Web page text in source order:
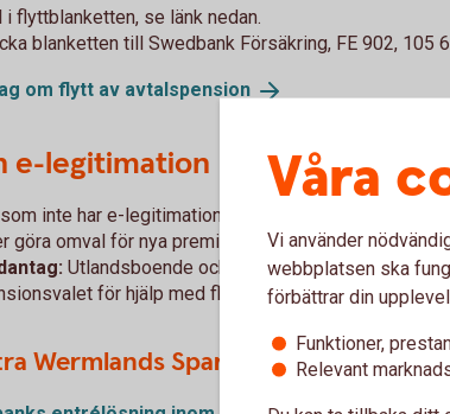
i flyttblanketten, se länk nedan.
blanketten till Swedbank Försäkring, FE 902, 105
om flytt av avtalspension
e-legitimation
inte har e-legitimation kan för närvarande inte
göra omval för nya premier.
Utlandsboende och personer med skyddad
för hjälp med flytt av befintligt kapital.
Wermlands Sparbanks erbjudande
Våra
Vi använder
webbplatsen ska
förbättrar din
Funktioner,
Relevant